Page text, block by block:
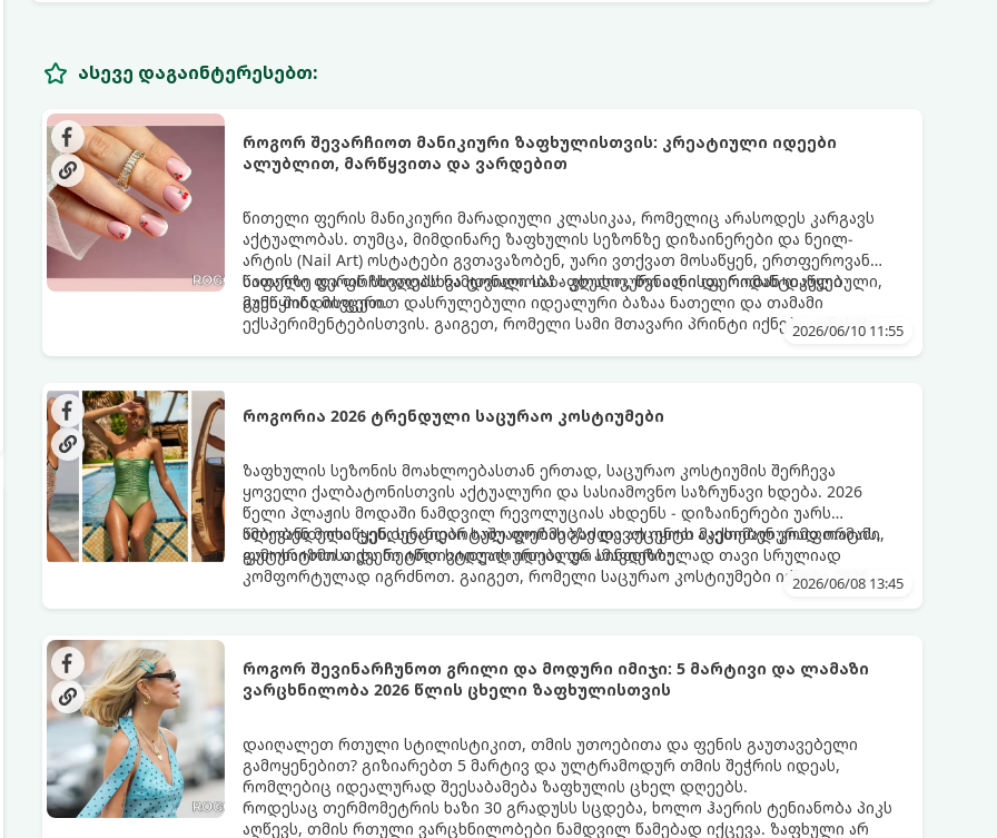
ასევე დაგაინტერესებთ:
როგორ შევარჩიოთ მანიკიური ზაფხულისთვის: კრეატიული იდეები
ალუბლით, მარწყვითა და ვარდებით
წითელი ფერის მანიკიური მარადიული კლასიკაა, რომელიც არასოდეს კარგავს
აქტუალობას. თუმცა, მიმდინარე ზაფხულის სეზონზე დიზაინერები და ნეილ-
არტის (Nail Art) ოსტატები გვთავაზობენ, უარი ვთქვათ მოსაწყენ, ერთფეროვან
საფარზე და ფრჩხილებს ნამდვილი საზაფხულო, წვნიანი და რომანტიკული
განწყობა მივცეთ.
წითელი ფერის სხვადასხვა ტონალობა - კლასიკური ალისფერიდან დაწყებული,
მუქი შინდისფერით დასრულებული იდეალური ბაზაა ნათელი და თამამი
ექსპერიმენტებისთვის. გაიგეთ, რომელი სამი მთავარი პრინტი იქნება ივნისის
2026/06/10 11:55
როგორია 2026 ტრენდული საცურაო კოსტიუმები
ზაფხულის სეზონის მოახლოებასთან ერთად, საცურაო კოსტიუმის შერჩევა
ყოველი ქალბატონისთვის აქტუალური და სასიამოვნო საზრუნავი ხდება. 2026
წელი პლაჟის მოდაში ნამდვილ რევოლუციას ახდენს - დიზაინერები უარს
ამბობენ მოსაწყენ, სტანდარტულ ფორმებზე და აქცენტს აკეთებენ კომფორტის,
ფუტურიზმისა და რეტრო სტილის იდეალურ სინთეზზე.
წლევანდელი ტენდენციები საშუალებას გაძლევთ იყოთ მაქსიმალურად თამამი,
გამოხატოთ თქვენი ინდივიდუალურობა და ამავდროულად თავი სრულიად
კომფორტულად იგრძნოთ. გაიგეთ, რომელი საცურაო კოსტიუმები იქნება 2026
2026/06/08 13:45
როგორ შევინარჩუნოთ გრილი და მოდური იმიჯი: 5 მარტივი და ლამაზი
ვარცხნილობა 2026 წლის ცხელი ზაფხულისთვის
დაიღალეთ რთული სტილისტიკით, თმის უთოებითა და ფენის გაუთავებელი
გამოყენებით? გიზიარებთ 5 მარტივ და ულტრამოდურ თმის შეჭრის იდეას,
რომლებიც იდეალურად შეესაბამება ზაფხულის ცხელ დღეებს.
როდესაც თერმომეტრის ხაზი 30 გრადუსს სცდება, ხოლო ჰაერის ტენიანობა პიკს
აღწევს, თმის რთული ვარცხნილობები ნამდვილ წამებად იქცევა. ზაფხული არ